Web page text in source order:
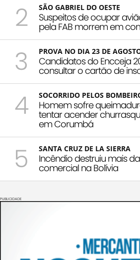
2 SÃO GABRIEL DO OESTE
Suspeitos de ocupar
pela FAB morrem em
3 PROVA NO DIA 23 DE
Candidatos do Encceja
consultar o cartão de
4 SOCORRIDO PELOS
Homem sofre
tentar acender
em Corumbá
5 SANTA CRUZ DE LA SIERRA
Incêndio destruiu mais
comercial na Bolívia
PUBLICIDADE